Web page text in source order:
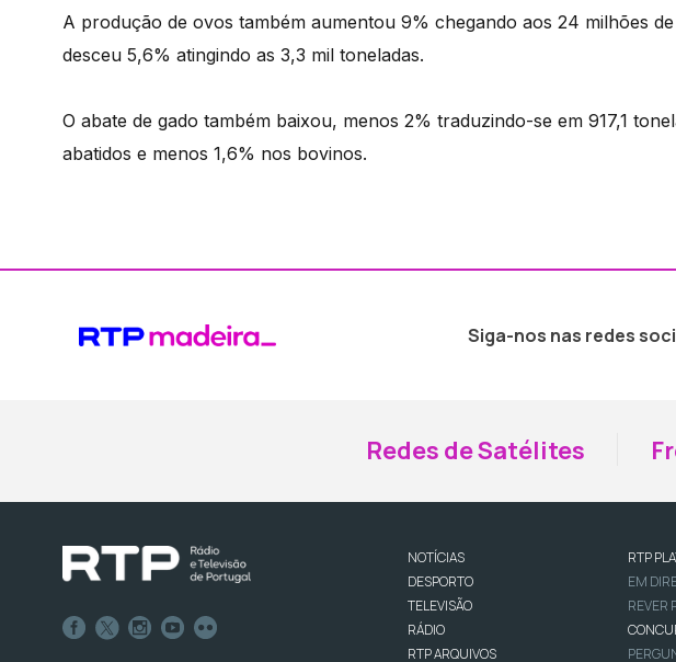
A produção de ovos também aumentou 9% chegando aos 24 milhões
desceu 5,6% atingindo as 3,3 mil toneladas.
O abate de gado também baixou, menos 2% traduzindo-se em 917,1
abatidos e menos 1,6% nos bovinos.
Siga-nos nas redes
Redes de Satélites
NOTÍCIAS
DESPORTO
TELEVISÃO
RÁDIO
RTP ARQUIVOS
RTP
EM
REVER